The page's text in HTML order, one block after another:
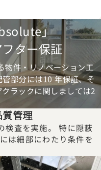
」
ター保証
件・リノベーション工
部分には10 年保証、そ
ラックに関しましては2
管理
検査を実施。 特に隠蔽
は細部にわたり条件を